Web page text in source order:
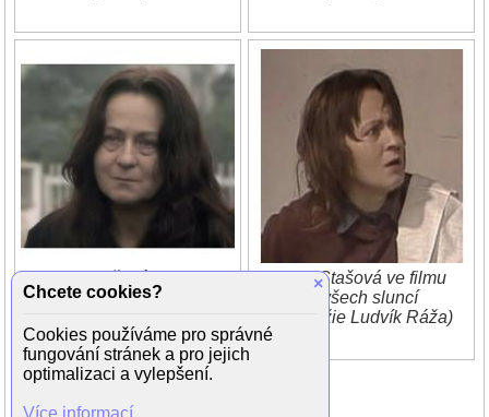
Simona Stašová ve filmu
Svědomí Denisy Klánové
Zábranský)
Simona Stašová ve filmu
Zatmění všech sluncí
(1987, režie Ludvík Ráža)
×
Chcete cookies?
Cookies používáme pro správné
fungování stránek a pro jejich
optimalizaci a vylepšení.
Více informací